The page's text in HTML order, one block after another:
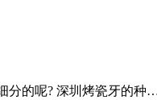
分的呢? 深圳烤瓷牙的